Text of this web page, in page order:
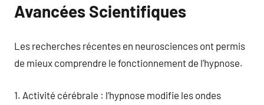
Avancées Scientifiques
Les recherches récentes en neurosciences ont permis
de mieux comprendre le fonctionnement de l’hypnose.
1. Activité cérébrale : l’hypnose modifie les ondes